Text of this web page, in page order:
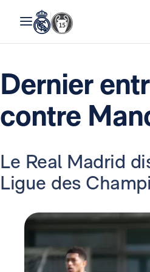
Dernier
contre
Le Real Madrid
Ligue des